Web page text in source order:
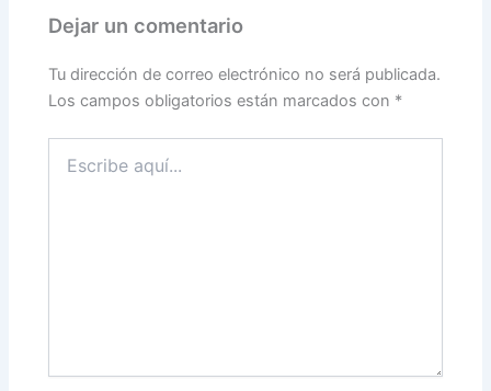
Dejar un comentario
Tu dirección de correo electrónico no será publicada.
Los campos obligatorios están marcados con *
aquí...